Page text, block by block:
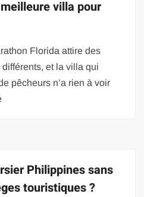
villa pour
Florida attire des
et la villa qui
pêcheurs n’a rien à voir
Philippines sans
touristiques ?